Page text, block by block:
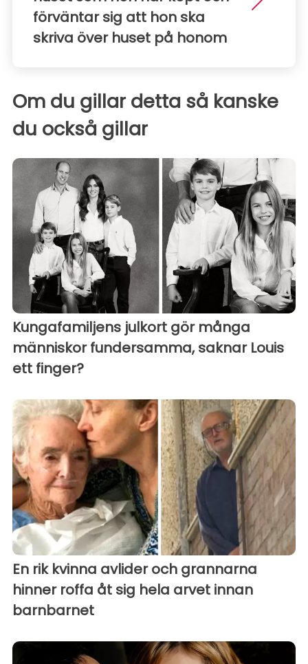
förväntar sig att hon ska
skriva över huset på honom
Om du gillar detta så kanske
du också gillar
Kungafamiljens julkort gör många
människor fundersamma, saknar Louis
ett finger?
En rik kvinna avlider och grannarna
hinner roffa åt sig hela arvet innan
barnbarnet